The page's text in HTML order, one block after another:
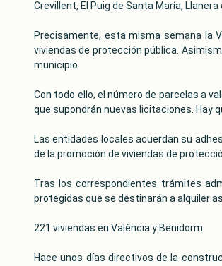
Crevillent, El Puig de Santa María,
Precisamente, esta misma semana la
viviendas de protección pública.
municipio.
Con todo ello, el número de parcelas a
que supondrán nuevas licitaciones. Hay
Las entidades locales acuerdan su
de la promoción de viviendas de
Tras los correspondientes trámites
protegidas que se destinarán a alquiler
221 viviendas en València y Benidorm
Hace unos días directivos de la